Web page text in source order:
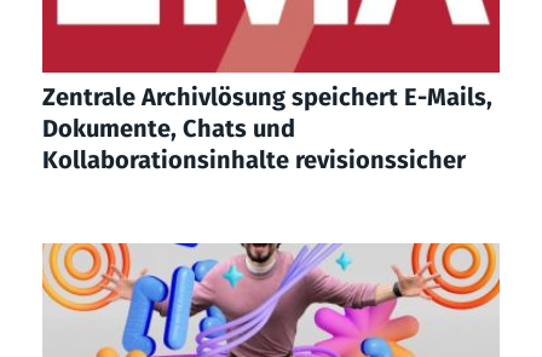
Zentrale Archivlösung speichert E-Mails,
Dokumente, Chats und
Kollaborationsinhalte revisionssicher